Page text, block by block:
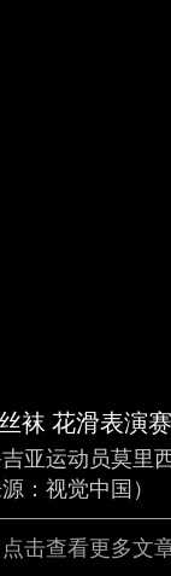
袜 花滑表演
亚运动员莫里
：视觉中国）
点击查看更多文